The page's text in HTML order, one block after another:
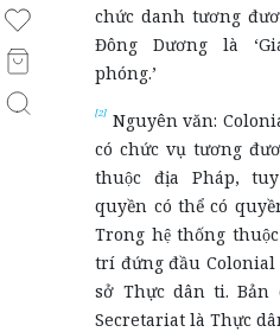
chức danh tương
Đông Dương là
phóng.’
[2] Nguyên văn:
có chức vụ tương
thuộc địa Pháp,
quyền có thể có
Trong hệ thống
trí đứng đầu
sở Thực dân ti. Bản
Secretariat là Thực